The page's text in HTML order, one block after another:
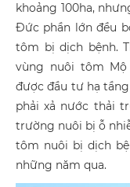
khoảng 100ha,
Đức phần lớn đều
tôm bị dịch bệnh.
vùng nuôi tôm
được đầu tư hạ
phải xả nước thải
trường nuôi bị ỗ
tôm nuôi bị dịch
những năm qua.